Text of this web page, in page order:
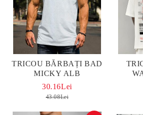
TRICOU BĂRBAȚI BAD
MICKY ALB
30.16Lei
43.08Lei